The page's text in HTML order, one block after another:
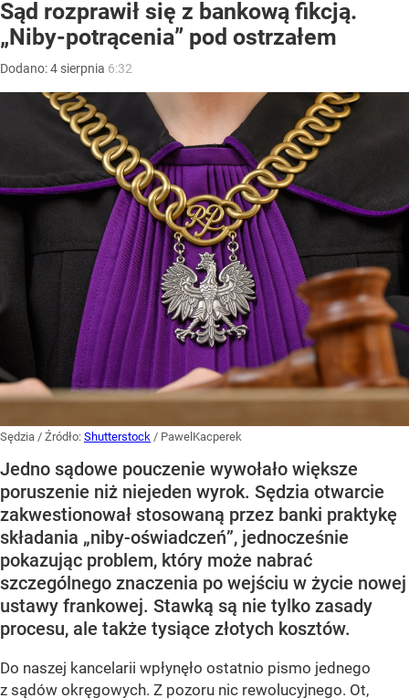
Sąd rozprawił się z bankową fikcją.
„Niby-potrącenia” pod ostrzałem
Dodano:4 sierpnia 6:32
Sędzia / Źródło: Shutterstock / PawelKacperek
Jedno sądowe pouczenie wywołało większe
poruszenie niż niejeden wyrok. Sędzia otwarcie
zakwestionował stosowaną przez banki praktykę
składania „niby-oświadczeń”, jednocześnie
pokazując problem, który może nabrać
szczególnego znaczenia po wejściu w życie nowej
ustawy frankowej. Stawką są nie tylko zasady
procesu, ale także tysiące złotych kosztów.
Do naszej kancelarii wpłynęło ostatnio pismo jednego
z sądów okręgowych. Z pozoru nic rewolucyjnego. Ot,